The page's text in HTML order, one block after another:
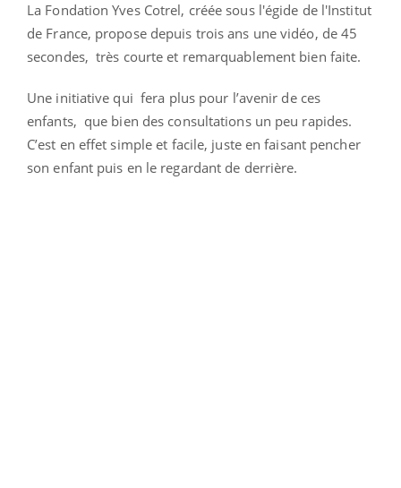
La Fondation Yves Cotrel, créée sous l'égide de l'Institut
de France, propose depuis trois ans une vidéo, de 45
secondes, très courte et remarquablement bien faite.
Une initiative qui fera plus pour l’avenir de ces
enfants, que bien des consultations un peu rapides.
C’est en effet simple et facile, juste en faisant pencher
son enfant puis en le regardant de derrière.